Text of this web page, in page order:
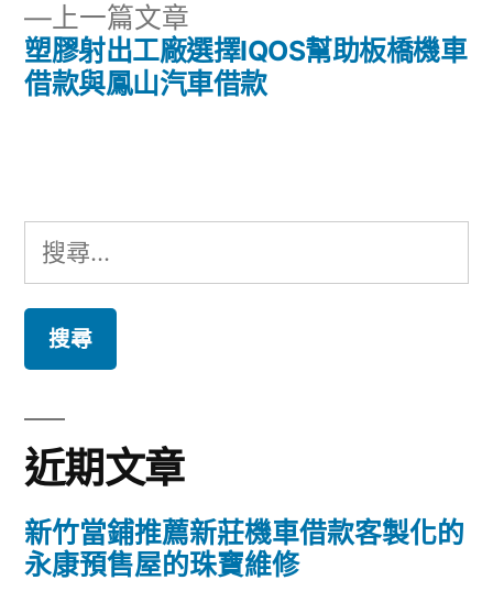
導
覽
上一篇文章
一
篇
塑膠射出工廠選擇IQOS幫助板橋機車
借款與鳳山汽車借款
搜
尋
鍵
字:
近期文章
新竹當鋪推薦新莊機車借款客製化的
永康預售屋的珠寶維修